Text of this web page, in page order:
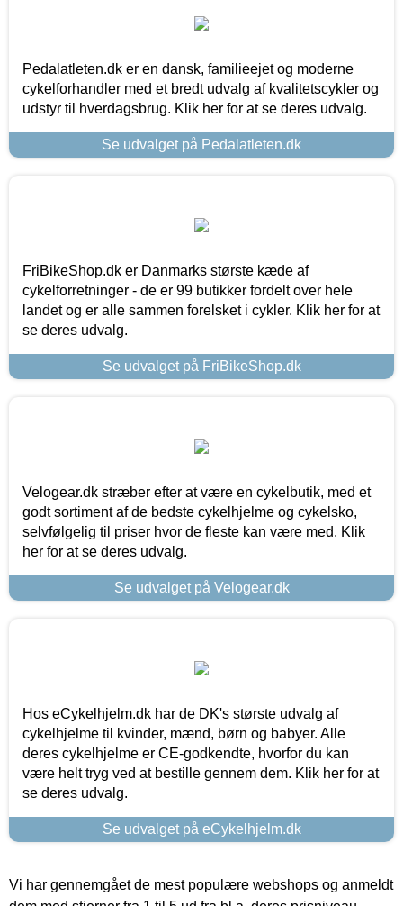
Pedalatleten.dk er en dansk, familieejet og moderne
cykelforhandler med et bredt udvalg af kvalitetscykler og
udstyr til hverdagsbrug. Klik her for at se deres udvalg.
Se udvalget på Pedalatleten.dk
FriBikeShop.dk er Danmarks største kæde af
cykelforretninger - de er 99 butikker fordelt over hele
landet og er alle sammen forelsket i cykler. Klik her for at
se deres udvalg.
Se udvalget på FriBikeShop.dk
Velogear.dk stræber efter at være en cykelbutik, med et
godt sortiment af de bedste cykelhjelme og cykelsko,
selvfølgelig til priser hvor de fleste kan være med. Klik
her for at se deres udvalg.
Se udvalget på Velogear.dk
Hos eCykelhjelm.dk har de DK's største udvalg af
cykelhjelme til kvinder, mænd, børn og babyer. Alle
deres cykelhjelme er CE-godkendte, hvorfor du kan
være helt tryg ved at bestille gennem dem. Klik her for at
se deres udvalg.
Se udvalget på eCykelhjelm.dk
Vi har gennemgået de mest populære webshops og anmeldt